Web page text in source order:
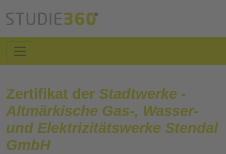
Zertifikat der Stadtwerke -
Altmärkische Gas-, Wasser-
und Elektrizitätswerke Stendal
GmbH